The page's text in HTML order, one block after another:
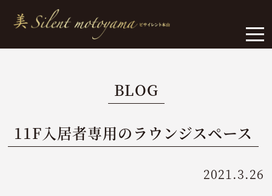
BLOG
11F入居者専用のラウンジスペース
2021.3.26